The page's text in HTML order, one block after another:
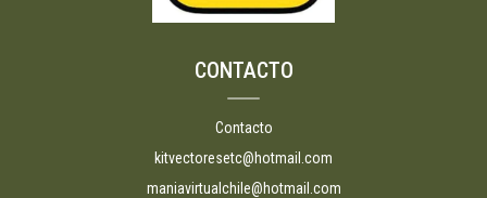
CONTACTO
Contacto
kitvectoresetc@hotmail.com
maniavirtualchile@hotmail.com